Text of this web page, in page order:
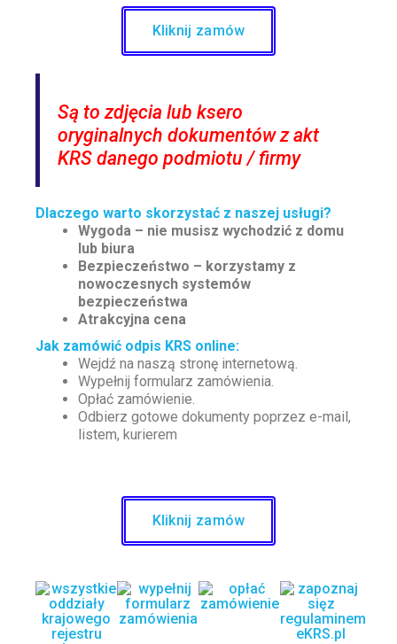
Kliknij zamów
Są to zdjęcia lub ksero
oryginalnych dokumentów z akt
KRS danego podmiotu / firmy
Dlaczego warto skorzystać z naszej usługi?
Wygoda – nie musisz wychodzić z domu
lub biura
Bezpieczeństwo – korzystamy z
nowoczesnych systemów
bezpieczeństwa
Atrakcyjna cena
Jak zamówić odpis KRS online:
Wejdź na naszą stronę internetową.
Wypełnij formularz zamówienia.
Opłać zamówienie.
Odbierz gotowe dokumenty poprzez e-mail,
listem, kurierem
Kliknij zamów